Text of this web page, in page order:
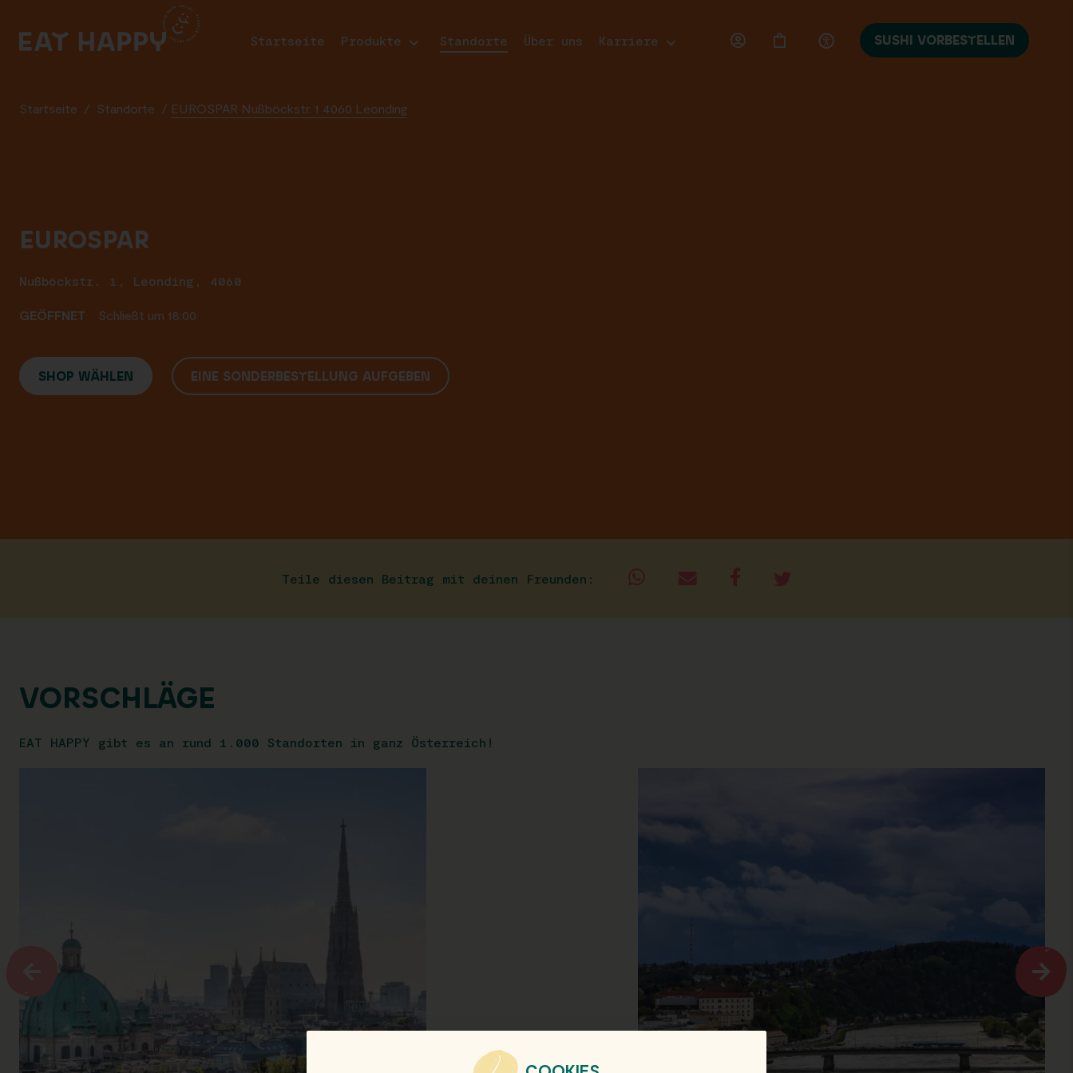
MAIN
Startseite Produkte Standorte Über uns Karriere SUSHI VORBESTELLEN
Startseite / Standorte / EUROSPAR Nußböckstr. 1 4060 Leonding
EUROSPAR
Nußböckstr. 1, Leonding, 4060
GEÖFFNET Schließt um 18:00
SHOP WÄHLEN EINE SONDERBESTELLUNG AUFGEBEN
Teile diesen Beitrag mit deinen Freunden:
VORSCHLÄGE
EAT HAPPY gibt es an rund 1.000 Standorten in ganz Österreich!